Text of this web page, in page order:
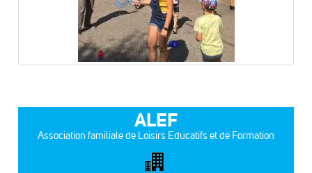
ALEF
Association familiale de Loisirs Educatifs et de Formation